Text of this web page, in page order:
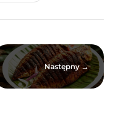
Następny